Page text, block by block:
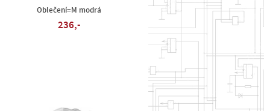
Oblečení=M modrá
236,-